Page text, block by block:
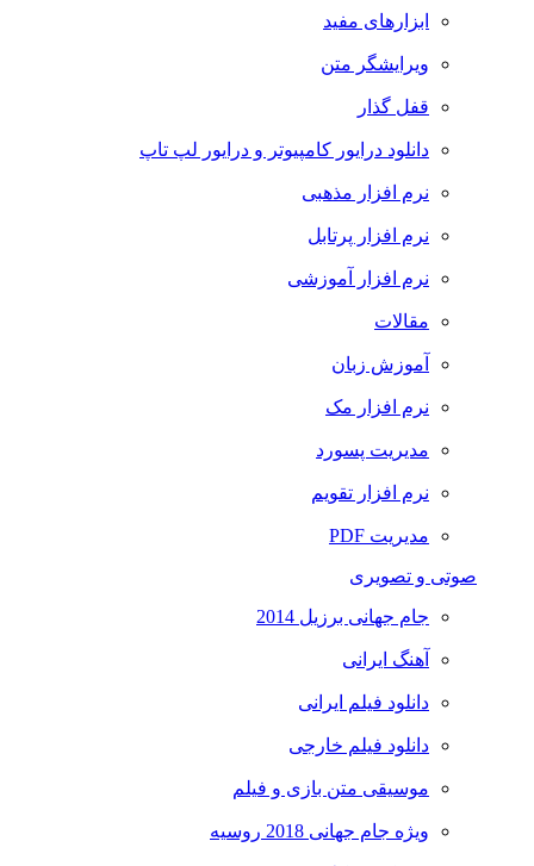
ابزارهای مفید
ویرایشگر متن
قفل گذار
دانلود درایور کامپیوتر و درایور لپ تاپ
نرم افزار مذهبی
نرم افزار پرتابل
نرم افزار آموزشی
مقالات
آموزش زبان
نرم افزار مک
مدیریت پسورد
نرم افزار تقویم
مدیریت PDF
صوتی و تصویری
جام جهانی برزیل 2014
آهنگ ایرانی
دانلود فیلم ایرانی
دانلود فیلم خارجی
موسیقی متن بازی و فیلم
ویژه جام جهانی 2018 روسیه